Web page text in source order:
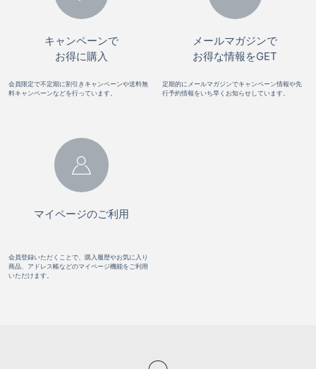
キャンペーンで
お得に購入
会員限定で不定期に割引きキャンペーンや送料無
料キャンペーンなどを行っています。
メールマガジンで
お得な情報をGET
定期的にメールマガジンでキャンペーン情報や先
行予約情報をいち早くお知らせしています。
マイページのご利用
会員登録いただくことで、購入履歴やお気に入り
商品、アドレス帳などのマイページ機能をご利用
いただけます。